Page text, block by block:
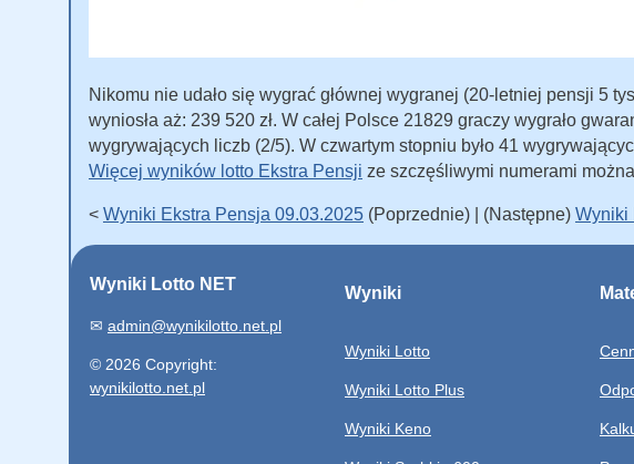
Nikomu nie udało się wygrać głównej wygranej (20-letniej pensji 5
wyniosła aż: 239 520 zł. W całej Polsce 21829 graczy wygrało
wygrywających liczb (2/5). W czwartym stopniu było 41
Więcej wyników lotto Ekstra Pensji ze szczęśliwymi numerami
< Wyniki Ekstra Pensja 09.03.2025 (Poprzednie) | (Następne) Wyniki
Wyniki Lotto NET
✉ admin@wynikilotto.net.pl
© 2026 Copyright:
wynikilotto.net.pl
Wyniki
Wyniki Lotto
Wyniki Lotto Plus
Wyniki Keno